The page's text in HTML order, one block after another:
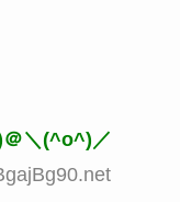
＼(^o^)／